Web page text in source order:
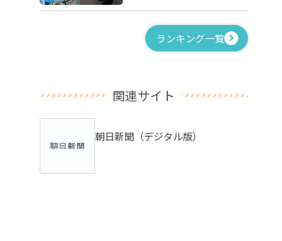
ランキング一覧
関連サイト
朝日新聞（デジタル版）